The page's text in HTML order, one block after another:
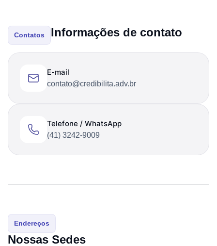
Informações de contato
Contatos
E-mail
contato@credibilita.adv.br
Telefone / WhatsApp
(41) 3242-9009
Nossas Sedes
Endereços